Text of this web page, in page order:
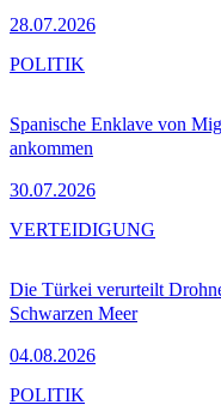
28.07.2026
Spanische Enklave von
ankommen
30.07.2026
POLITIK
Die Türkei verurteilt
Schwarzen Meer
04.08.2026
VERTEIDIGUNG
POLITIK